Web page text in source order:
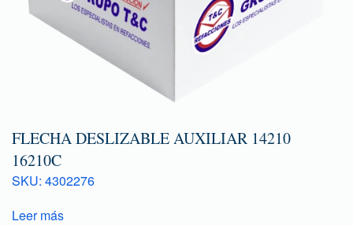
FLECHA DESLIZABLE AUXILIAR 14210
16210C
SKU: 4302276
Leer más